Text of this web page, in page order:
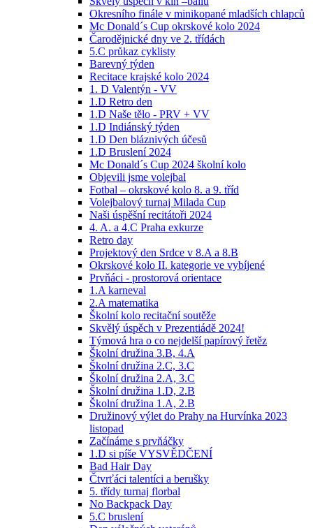
Okresního finále v minikopané mladších chlapců
Mc Donald´s Cup okrskové kolo 2024
Čarodějnické dny ve 2. třídách
5.C průkaz cyklisty
Barevný týden
Recitace krajské kolo 2024
1. D Valentýn - VV
1.D Retro den
1.D Naše tělo - PRV + VV
1.D Indiánský týden
1.D Den bláznivých účesů
1.D Bruslení 2024
Mc Donald´s Cup 2024 školní kolo
Objevili jsme volejbal
Fotbal – okrskové kolo 8. a 9. tříd
Volejbalový turnaj Milada Cup
Naši úspěšní recitátoři 2024
4. A. a 4.C Praha exkurze
Retro day
Projektový den Srdce v 8.A a 8.B
Okrskové kolo II. kategorie ve vybíjené
Prvňáci - prostorová orientace
1.A karneval
2.A matematika
Školní kolo recitační soutěže
Skvělý úspěch v Prezentiádě 2024!
Týmová hra o co nejdelší papírový řetěz
Školní družina 3.B, 4.A
Školní družina 2.C, 3.C
Školní družina 2.A, 3.C
Školní družina 1.D, 2.B
Školní družina 1.A, 2.B
Družinový výlet do Prahy na Hurvínka 2023
listopad
Začínáme s prvňáčky
1.D si píše VYSVĚDČENÍ
Bad Hair Day
Čtvrťáci talentíci a berušky
5. třídy turnaj florbal
No Backpack Day
5.C bruslení